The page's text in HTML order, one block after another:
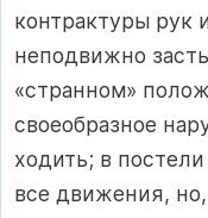
контрактуры рук
неподвижно
«странном»
своеобразное
ходить; в
все движения, но,